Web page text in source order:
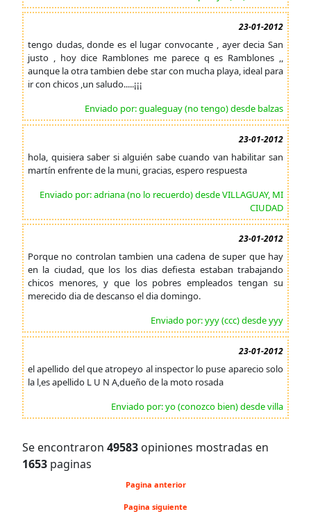
23-01-2012
tengo dudas, donde es el lugar convocante , ayer decia San
justo , hoy dice Ramblones me parece q es Ramblones ,,
aunque la otra tambien debe star con mucha playa, ideal para
ir con chicos ,un saludo.....¡¡¡
Enviado por: gualeguay (no tengo) desde balzas
23-01-2012
hola, quisiera saber si alguién sabe cuando van habilitar san
martín enfrente de la muni, gracias, espero respuesta
Enviado por: adriana (no lo recuerdo) desde VILLAGUAY, MI
CIUDAD
23-01-2012
Porque no controlan tambien una cadena de super que hay
en la ciudad, que los los dias defiesta estaban trabajando
chicos menores, y que los pobres empleados tengan su
merecido dia de descanso el dia domingo.
Enviado por: yyy (ccc) desde yyy
23-01-2012
el apellido del que atropeyo al inspector lo puse aparecio solo
la l,es apellido L U N A,dueño de la moto rosada
Enviado por: yo (conozco bien) desde villa
Se encontraron 49583 opiniones mostradas en
1653 paginas
Pagina anterior
Pagina siguiente